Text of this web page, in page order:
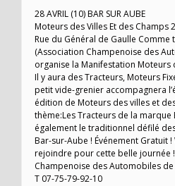
28 AVRIL (10) BAR SUR AUBE
Moteurs des Villes Et des Champs
Rue du Général de Gaulle Comme
(Association Champenoise des
organise la Manifestation Moteurs
Il y aura des Tracteurs, Moteurs
petit vide-grenier accompagnera
édition de Moteurs des villes et
thème:Les Tracteurs de la
également le traditionnel défilé
Bar-sur-Aube ! Événement Gratuit
rejoindre pour cette belle journée
Champenoise des Automobiles
T 07-75-79-92-10